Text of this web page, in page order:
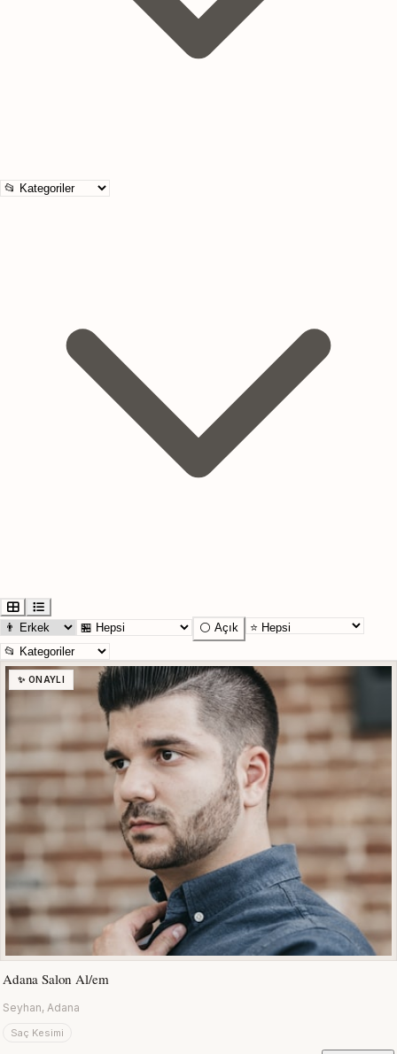
⚪ Açık
✨ ONAYLI
Adana Salon Al/em
Seyhan, Adana
Saç Kesimi